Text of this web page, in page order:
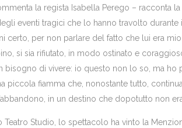
la regista Isabella Perego – racconta
eventi tragici che lo hanno travolto
certo, per non parlare del fatto che lui era
si sia rifiutato, in modo ostinato e
bisogno di vivere: io questo non lo so, ma ho
piccola fiamma che, nonostante tutto,
in un destino che dopotutto non
Teatro Studio, lo spettacolo ha vinto la